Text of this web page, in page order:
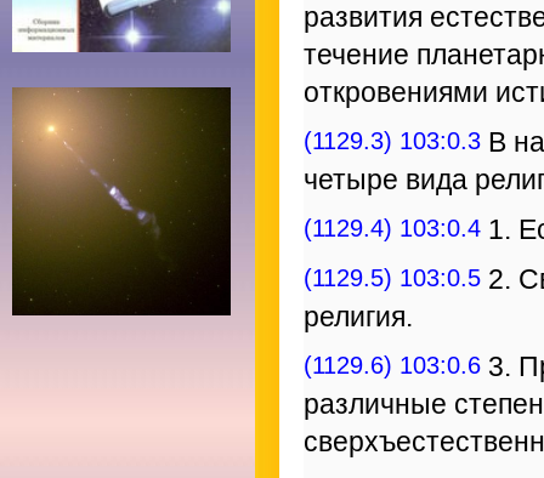
развития
течение
откровениями
(1129.3) 103:0.3 В
четыре вида
(1129.4) 103:0.4 1.
(1129.5) 103:0.5 2.
религия.
(1129.6) 103:0.6 3.
различные